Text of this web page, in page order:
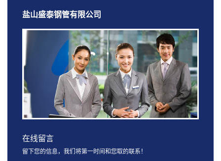
盐山盛泰钢管有限公司
在线留言
留下您的信息，我们将第一时间和您取的联系！